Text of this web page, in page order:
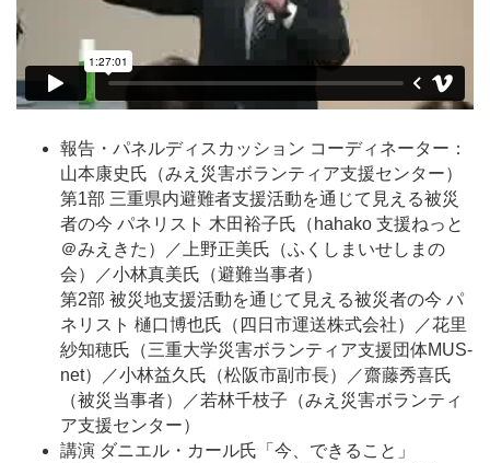
報告・パネルディスカッション コーディネーター：
山本康史氏（みえ災害ボランティア支援センター）
第1部 三重県内避難者支援活動を通じて見える被災
者の今 パネリスト 木田裕子氏（hahako 支援ねっと
＠みえきた）／上野正美氏（ふくしまいせしまの
会）／小林真美氏（避難当事者）
第2部 被災地支援活動を通じて見える被災者の今 パ
ネリスト 樋口博也氏（四日市運送株式会社）／花里
紗知穂氏（三重大学災害ボランティア支援団体MUS-
net）／小林益久氏（松阪市副市長）／齋藤秀喜氏
（被災当事者）／若林千枝子（みえ災害ボランティ
ア支援センター）
講演 ダニエル・カール氏「今、できること」